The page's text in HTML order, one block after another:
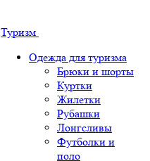
Туризм
Одежда для туризма
Брюки и шорты
Куртки
Жилетки
Рубашки
Лонгсливы
Футболки и
поло